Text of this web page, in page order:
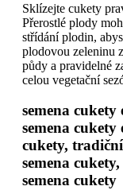
Sklízejte cukety
Přerostlé plody
střídání plodin,
plodovou zeleninu
půdy a pravidelné
celou vegetační
semena
semena cukety
cukety,
semena
semena cukety